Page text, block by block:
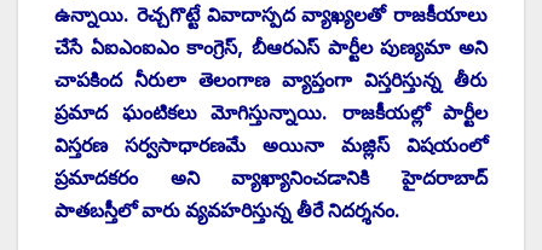
ఉన్నాయి. రెచ్చగొట్టే వివాదాస్పద వ్యాఖ్యలతో రాజకీయాలు
చేసే ఏఐఎంఐఎం కాంగ్రెస్, బీఆరఎస్ పార్టీల పుణ్యమా అని
చాపకింద నీరులా తెలంగాణ వ్యాప్తంగా విస్తరిస్తున్న తీరు
ప్రమాద ఘంటికలు మోగిస్తున్నాయి. రాజకీయల్లో పార్టీల
విస్తరణ సర్వసాధారణమే అయినా మజ్లిస్ విషయంలో
ప్రమాదకరం అని వ్యాఖ్యానించడానికి హైదరాబాద్
పాతబస్తీలో వారు వ్యవహరిస్తున్న తీరే నిదర్శనం.